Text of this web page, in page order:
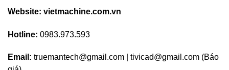
Website: vietmachine.com.vn
Hotline: 0983.973.593
Email: truemantech@gmail.com | tivicad@gmail.com (Báo